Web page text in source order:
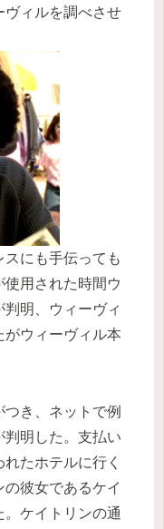
ヴィルを調べさせ
にも手伝っても
用された時間ウ
明、ウィーヴィ
がウィーヴィル本
き、ネットで例
明した。支払い
たホテルに行く
彼女であるケイ
。ケイトリンの通